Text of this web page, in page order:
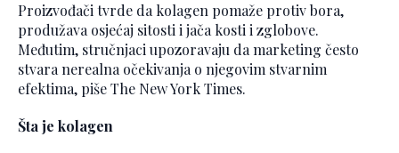
Proizvođači tvrde da kolagen pomaže protiv bora,
produžava osjećaj sitosti i jača kosti i zglobove.
Međutim, stručnjaci upozoravaju da marketing često
stvara nerealna očekivanja o njegovim stvarnim
efektima, piše The New York Times.
Šta je kolagen